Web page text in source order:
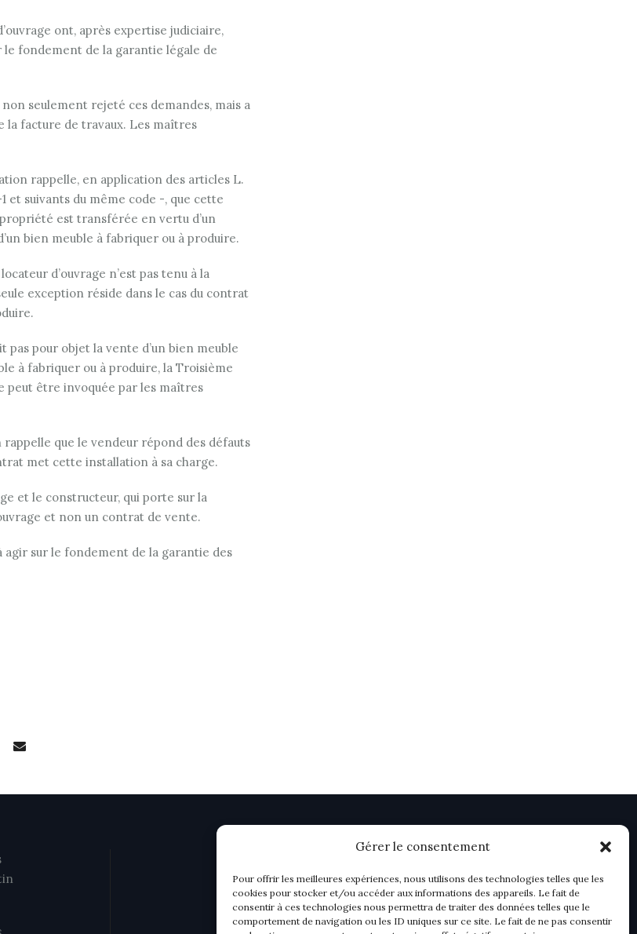
Gérer le consentement
Pour offrir les meilleures expériences, nous utilisons des technologies telles que les
cookies pour stocker et/ou accéder aux informations des appareils. Le fait de
consentir à ces technologies nous permettra de traiter des données telles que le
comportement de navigation ou les ID uniques sur ce site. Le fait de ne pas consentir
ont, après expertise judiciaire,
le fondement de la garantie légale de
non seulement rejeté ces demandes, mais a
la facture de travaux. Les maîtres
rappelle, en application des articles L.
et suivants du même code -, que cette
est transférée en vertu d’un
bien meuble à fabriquer ou à produire.
d’ouvrage n’est pas tenu à la
exception réside dans le cas du contrat
pas pour objet la vente d’un bien meuble
à fabriquer ou à produire, la Troisième
peut être invoquée par les maîtres
rappelle que le vendeur répond des défauts
met cette installation à sa charge.
et le constructeur, qui porte sur la
et non un contrat de vente.
agir sur le fondement de la garantie des